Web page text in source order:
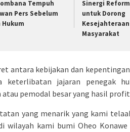
Tempuh
Pers Sebelum
Hukum
Sinergi
untuk Dorong
Kesejahteraan
Masyarakat
antara kebijakan dan
keterlibatan jajaran penegak
atau pemodal besar yang hasil
yang menarik yang kami
wilayah kami bumi Oheo